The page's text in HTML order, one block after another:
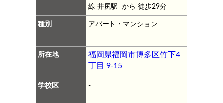
線 井尻駅 から 徒歩29分
種別 アパート・マンション
所在地
福岡県福岡市博多区竹下4
丁目 9-15
学校区 -